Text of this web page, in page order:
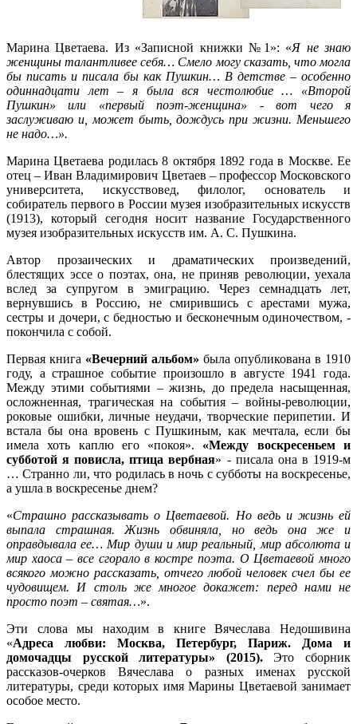
Марина Цветаева. Из «Записной книжки №1»: «Я не знаю
женщины талантливее себя… Смело могу сказать, что могла
бы писать и писала бы как Пушкин… В детстве – особенно
одиннадцати лет – я была вся честолюбие … «Второй
Пушкин» или «первый поэт-женщина» - вот чего я
заслуживаю и, может быть, дождусь при жизни. Меньшего
не надо…».
Марина Цветаева родилась 8 октября 1892 года в Москве. Ее
отец – Иван Владимирович Цветаев – профессор Московского
университета, искусствовед, филолог, основатель и
собиратель первого в России музея изобразительных искусств
(1913), который сегодня носит название Государственного
музея изобразительных искусств им. А. С. Пушкина.
Автор прозаических и драматических произведений,
блестящих эссе о поэтах, она, не приняв революции, уехала
вслед за супругом в эмиграцию. Через семнадцать лет,
вернувшись в Россию, не смирившись с арестами мужа,
сестры и дочери, с бедностью и бесконечным одиночеством, -
покончила с собой.
Первая книга «Вечерний альбом» была опубликована в 1910
году, а страшное событие произошло в августе 1941 года.
Между этими событиями – жизнь, до предела насыщенная,
осложненная, трагическая на события – войны-революции,
роковые ошибки, личные неудачи, творческие перипетии. И
встала бы она вровень с Пушкиным, как мечтала, если бы
имела хоть каплю его «покоя». «Между воскресеньем и
субботой я повисла, птица вербная» - писала она в 1919-м
… Странно ли, что родилась в ночь с субботы на воскресенье,
а ушла в воскресенье днем?
«Страшно рассказывать о Цветаевой. Но ведь и жизнь ей
выпала страшная. Жизнь обвиняла, но ведь она же и
оправдывала ее… Мир души и мир реальный, мир абсолюта и
мир хаоса – все сгорало в костре поэта. О Цветаевой много
всякого можно рассказать, отчего любой человек счел бы ее
чудовищем. И столь же многое докажет: перед нами не
просто поэт – святая…».
Эти слова мы находим в книге Вячеслава Недошивина
«Адреса любви: Москва, Петербург, Париж. Дома и
домочадцы русской литературы» (2015).Это сборник
рассказов-очерков Вячеслава о разных именах русской
литературы, среди которых имя Марины Цветаевой занимает
особое место.